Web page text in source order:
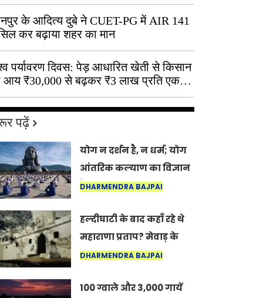
के आदित्य दुबे ने CUET-PG में AIR 141
कर बढ़ाया शहर का मान
पर्यावरण दिवस: पेड़ आधारित खेती से किसान
आय ₹30,000 से बढ़कर ₹3 लाख प्रति एकड़
पढ़ें
योग न दर्शन है, न धर्म; योग
आंतरिक कल्याण का विज्ञान
है: अंतरराष्ट्रीय योग दिवस
DHARMENDRA BAJPAI
हल्दीघाटी के बाद कहाँ रहे थे
महाराणा प्रताप? मेवाड़ के
इतिहास का वह अनकहा
में जीवित है
DHARMENDRA BAJPAI
100 ग्वाले और 3,000 गायें